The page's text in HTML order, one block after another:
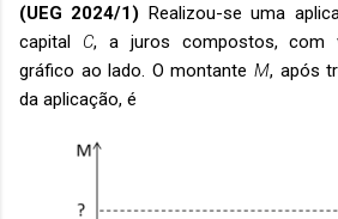
(UEG 2024/1) Realizou-se uma
capital C, a juros compostos, com
gráfico ao lado. O montante M, após
da aplicação, é